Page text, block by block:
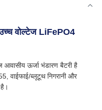
वोल्टेज LiFePO4
ऊर्जा भंडारण बैटरी है
वाईफाई/ब्लूटूथ निगरानी और